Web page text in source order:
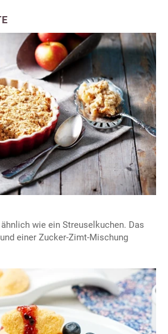
wie ein Streuselkuchen. Das
einer Zucker-Zimt-Mischung